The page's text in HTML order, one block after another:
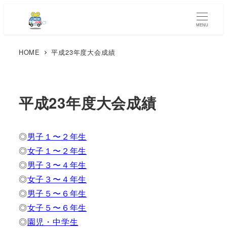
MENU
HOME 平成23年度大会成績
平成23年度大会成績
◎男子１〜２年生
◎女子１〜２年生
◎男子３〜４年生
◎女子３〜４年生
◎男子５〜６年生
◎女子５〜６年生
◎園児・中学生